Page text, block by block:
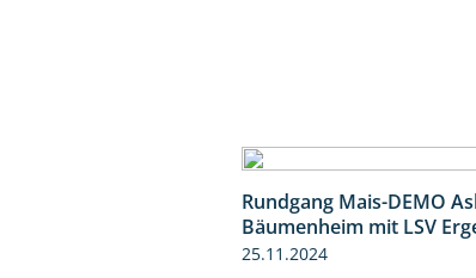
Rundgang Mais-DEMO
Bäumenheim mit LSV
25.11.2024